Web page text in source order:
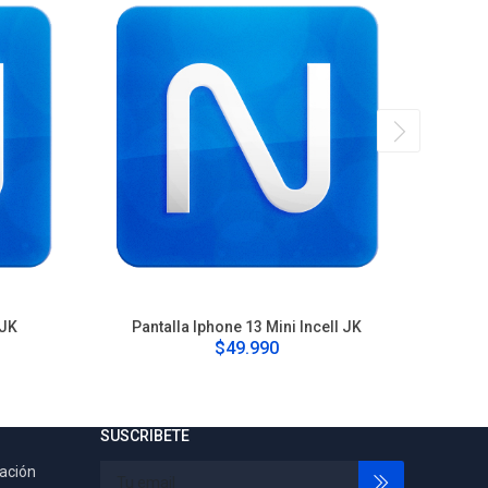
Pantalla Iphone 13 Mini Incell JK
$49.990
SUSCRIBETE